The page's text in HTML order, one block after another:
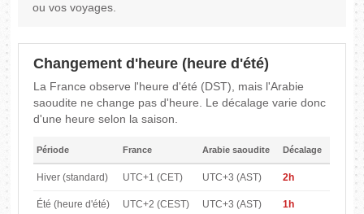
ou vos voyages.
Changement d'heure (heure d'été)
La France observe l'heure d'été (DST), mais l'Arabie
saoudite ne change pas d'heure. Le décalage varie donc
d'une heure selon la saison.
Période France Arabie saoudite Décalage
Hiver (standard) UTC+1 (CET) UTC+3 (AST) 2h
Été (heure d'été) UTC+2 (CEST) UTC+3 (AST) 1h